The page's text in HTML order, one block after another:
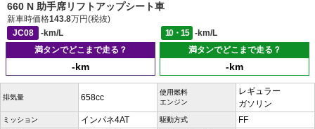
660 N 助手席リフトアップシート車
新車時価格143.8万円(税抜)
JC08
-km/L 10・15
-km/L
満タンでどこまで走る？
-km
満タンでどこまで走る？
-km
排気量 658cc
使用燃料
エンジン
レギュラー
ガソリン
ミッション インパネ4AT 駆動方式 FF